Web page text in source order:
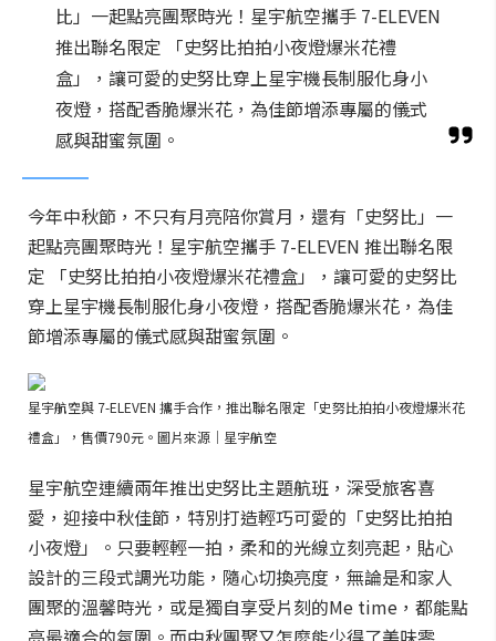
比」一起點亮團聚時光！星宇航空攜手 7-ELEVEN
推出聯名限定 「史努比拍拍小夜燈爆米花禮
盒」，讓可愛的史努比穿上星宇機長制服化身小
夜燈，搭配香脆爆米花，為佳節增添專屬的儀式
感與甜蜜氛圍。
今年中秋節，不只有月亮陪你賞月，還有「史努比」一
起點亮團聚時光！星宇航空攜手 7-ELEVEN 推出聯名限
定 「史努比拍拍小夜燈爆米花禮盒」，讓可愛的史努比
穿上星宇機長制服化身小夜燈，搭配香脆爆米花，為佳
節增添專屬的儀式感與甜蜜氛圍。
星宇航空與 7-ELEVEN 攜手合作，推出聯名限定「史努比拍拍小夜燈爆米花
禮盒」，售價790元。圖片來源｜星宇航空
星宇航空連續兩年推出史努比主題航班，深受旅客喜
愛，迎接中秋佳節，特別打造輕巧可愛的「史努比拍拍
小夜燈」。只要輕輕一拍，柔和的光線立刻亮起，貼心
設計的三段式調光功能，隨心切換亮度，無論是和家人
團聚的溫馨時光，或是獨自享受片刻的Me time，都能點